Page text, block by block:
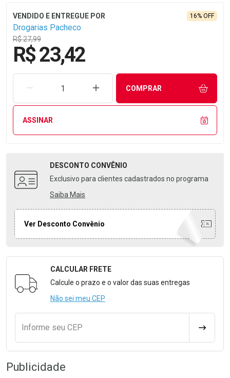
Drogarias Pacheco
R$ 27,99
16% OFF
R$ 23,42
REMOVER UMA UNIDADEAUMENTAR UMA UNIDADE
COMPRAR
ASSINAR
DESCONTO CONVÊNIO
Exclusivo para clientes cadastrados no programa
Saiba Mais
Ver Desconto Convênio
Formulário para Calcular o Frete
CALCULAR FRETE
Calcule o prazo e o valor das suas entregas
Não sei meu CEP
Informe seu CEP
Publicidade